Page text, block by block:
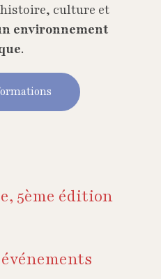
culture et
environnement
.
5ème édition